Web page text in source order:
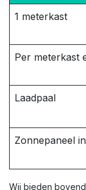
1 meterkast
Per meterkast
Laadpaal
Zonnepaneel
Wij bieden